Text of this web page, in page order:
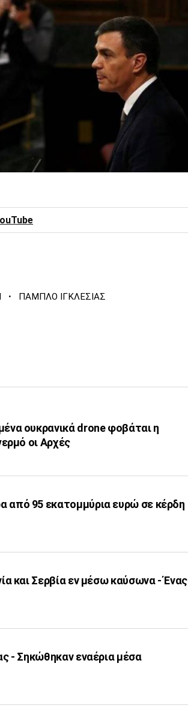
· ΠΑΜΠΛΟ ΙΓΚΛΕΣΙΑΣ
ουκρανικά drone φοβάται η
οι Αρχές
95 εκατομμύρια ευρώ σε κέρδη
και Σερβία εν μέσω καύσωνα - Ένας
- Σηκώθηκαν εναέρια μέσα